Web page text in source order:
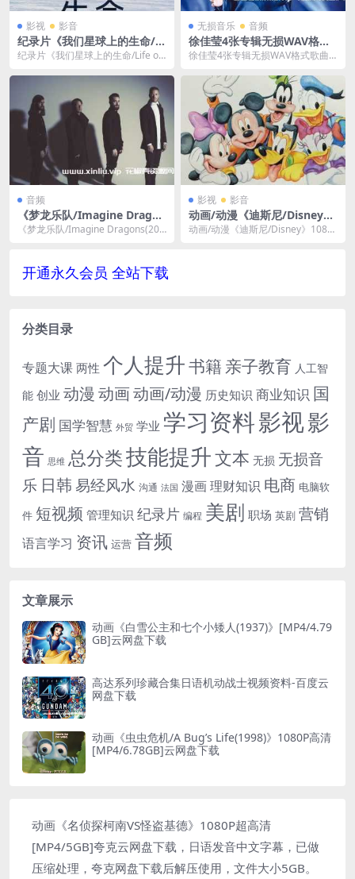
影视 影音
纪录片《我们星球上的生命/Li
fe on Our Planet》全集1080
GB]百度云网盘下载
纪录片《我们星球上的生命/Life on
无损音乐 音频
徐佳莹4张专辑无损WAV格式
歌曲合集音乐-百度云网盘下载
徐佳莹4张专辑无损WAV格式歌曲
损，百度云网盘可以...
音频
《梦龙乐队/Imagine Dragon
s专辑/单曲歌曲合集》FLAC/
《梦龙乐队/Imagine Dragons(200
影视 影音
动画/动漫《迪斯尼/Disney》
1080P超高清26部电影视频原
动画/动漫《迪斯尼/Disney》1080
开通永久会员 全站下载
分类目录
专题大课 两性 个人提升书籍 亲子教育 人工智
能 创业 动漫 动画动画/动漫 历史知识 商业知识 国
产剧 国学智慧 外贸 学业 学习资料影视影
音 思维 总分类技能提升文本 无损 无损音
乐 日韩易经风水 沟通 法国 漫画理财知识 电商 电脑软
件 短视频 管理知识 纪录片 编程 美剧 职场 英剧 营销
语言学习 资讯 运营 音频
文章展示
动画《白雪公主和七个小矮人(1937)》[MP4/4.79
GB]云网盘下载
高达系列珍藏合集日语机动战士视频资料-百度云
网盘下载
动画《虫虫危机/A Bug’s Life(1998)》1080P高清
[MP4/6.78GB]云网盘下载
动画《名侦探柯南VS怪盗基德》1080P超高清
[MP4/5GB]夸克云网盘下载，日语发音中文字幕，已做
压缩处理，夸克网盘下载后解压使用，文件大小5GB。